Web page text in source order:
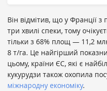
Він відмітив, що у Франції з
три хвилі спеки, тому
тільки з 68% площ — 11,2
8 т/га. Це найгірший
цьому, країни ЄС, які є
кукурудзи також охопила
міжнародну економіку.